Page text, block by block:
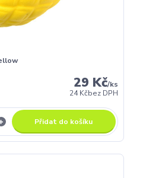
29 Kč/ks
24 Kčbez DPH
Přidat do košíku